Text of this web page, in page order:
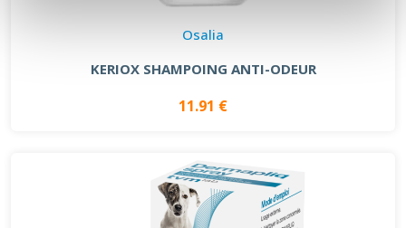
Osalia
KERIOX SHAMPOING ANTI-ODEUR
11.91 €